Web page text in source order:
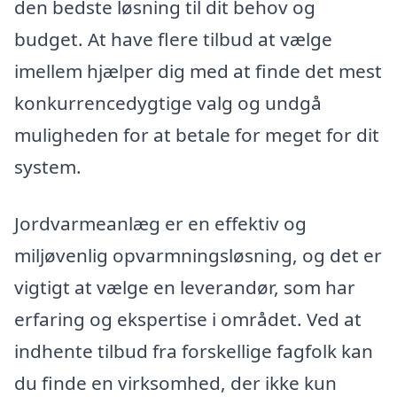
den bedste løsning til dit behov og
budget. At have flere tilbud at vælge
imellem hjælper dig med at finde det mest
konkurrencedygtige valg og undgå
muligheden for at betale for meget for dit
system.
Jordvarmeanlæg er en effektiv og
miljøvenlig opvarmningsløsning, og det er
vigtigt at vælge en leverandør, som har
erfaring og ekspertise i området. Ved at
indhente tilbud fra forskellige fagfolk kan
du finde en virksomhed, der ikke kun